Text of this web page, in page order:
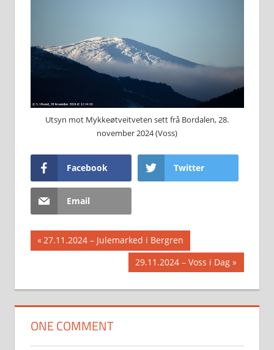
Utsyn mot Mykkeøtveitveten sett frå Bordalen, 28.
november 2024 (Voss)
Facebook Twitter
Email
Innleggsnavigasjon
Previous
Post:
27.11.2024 – Julemarked i Bergren
Next
Post:
29.11.2024 – Voss i Dag
ONE COMMENT